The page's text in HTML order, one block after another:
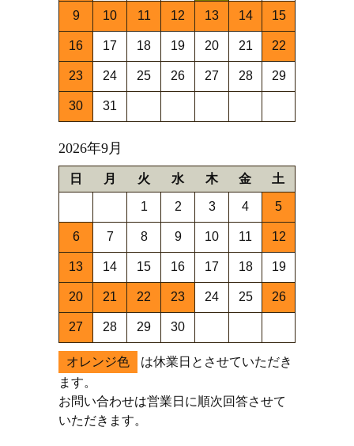
9 10 11 12 13 14 15
16 17 18 19 20 21 22
23 24 25 26 27 28 29
30 31
2026年9月
日 月 火 水 木 金 土
1 2 3 4 5
6 7 8 9 10 11 12
13 14 15 16 17 18 19
20 21 22 23 24 25 26
27 28 29 30
オレンジ色
は休業日とさせていただき
ます。
お問い合わせは営業日に順次回答させて
いただきます。